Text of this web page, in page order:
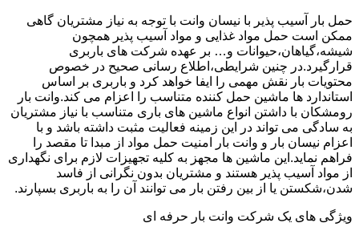
حمل بار آسیب پذیر با نیسان وانت با توجه به نیاز مشتریان گاهی
ممکن است حمل مواد غذایی و مواد آسیب پذیر همچون
شیشه،گیاهان،حیوانات و… بر عهده شرکت های باربری
قرارگیرد.در چنین شرایطی،اطلاع رسانی صحیح در خصوص
محتویات بار نقش مهمی را ایفا خواهد کرد و باربری بر اساس
استاندارد ها ماشین حمل کننده متناسب را اعزام می کند.وانت بار
رومشکان با داشتن انواع ماشین های باری متناسب با نیاز مشتریان
به سادگی می تواند در این زمینه فعالیت مثبت داشته باشد و با
اعزام نیسان بار و وانت بار امنیت حمل مواد از مبدا تا مقصد را
فراهم نماید.این ماشین ها مجهز به کلیه تجهیزات لازم برای نگهداری
از مواد آسیب پذیر هستند و مشتریان بدون نگرانی از فاسد
شدن،شکستن یا از بین رفتن بار می توانند آن را به باربری بسپارند.
ویژگی های یک شرکت وانت بار حرفه ای